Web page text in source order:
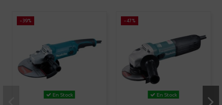
-39%
En Stock
-47%
En Stock